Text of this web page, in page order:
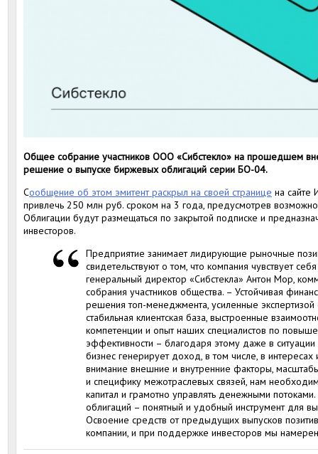
Общее собрание участников ООО «Сибстекло» на прошедшем
решение о выпуске биржевых облигаций серии БО-04.
Сообщение об этом эмитент раскрыл на своей странице на сайте
привлечь 250 млн руб. сроком на 3 года, предусмотрев
Облигации будут размещаться по закрытой подписке и
инвесторов.
Предприятие занимает лидирующие рыночные
свидетельствуют о том, что компания чувствует
генеральный директор «Сибстекла» Антон Мор,
собрания участников общества. – Устойчивая
решения топ-менеджмента, усиленные
стабильная клиентская база, выстроенные
компетенции и опыт наших специалистов по
эффективности – благодаря этому даже в
бизнес генерирует доход, в том числе, в
внимание внешние и внутренние факторы,
и специфику межотраслевых связей, нам
капитал и грамотно управлять денежными
облигаций – понятный и удобный инструмент для
Освоение средств от предыдущих выпусков
компании, и при поддержке инвесторов мы